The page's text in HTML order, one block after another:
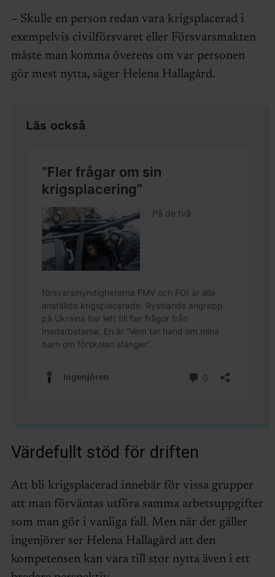
– Skulle en person redan vara krigsplacerad i
exempelvis civilförsvaret eller Försvarsmakten
måste man komma överens om var personen
gör mest nytta, säger Helena Hallagård.
Läs också
Värdefullt stöd för driften
Att bli krigsplacerad innebär för vissa grupper
att man förväntas utföra samma arbetsuppgifter
som man gör i vanliga fall. Men när det gäller
ingenjörer ser Helena Hallagård att den
kompetensen kan vara till stor nytta även i ett